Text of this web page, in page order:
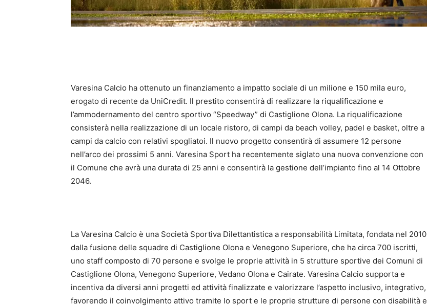
Varesina Calcio ha ottenuto un finanziamento a impatto sociale di un milione e 150 mila euro,
erogato di recente da UniCredit. Il prestito consentirà di realizzare la riqualificazione e
l’ammodernamento del centro sportivo “Speedway” di Castiglione Olona. La riqualificazione
consisterà nella realizzazione di un locale ristoro, di campi da beach volley, padel e basket, oltre a
campi da calcio con relativi spogliatoi. Il nuovo progetto consentirà di assumere 12 persone
nell’arco dei prossimi 5 anni. Varesina Sport ha recentemente siglato una nuova convenzione con
il Comune che avrà una durata di 25 anni e consentirà la gestione dell’impianto fino al 14 Ottobre
2046.
La Varesina Calcio è una Società Sportiva Dilettantistica a responsabilità Limitata, fondata nel 2010
dalla fusione delle squadre di Castiglione Olona e Venegono Superiore, che ha circa 700 iscritti,
uno staff composto di 70 persone e svolge le proprie attività in 5 strutture sportive dei Comuni di
Castiglione Olona, Venegono Superiore, Vedano Olona e Cairate. Varesina Calcio supporta e
incentiva da diversi anni progetti ed attività finalizzate e valorizzare l’aspetto inclusivo, integrativo,
favorendo il coinvolgimento attivo tramite lo sport e le proprie strutture di persone con disabilità e